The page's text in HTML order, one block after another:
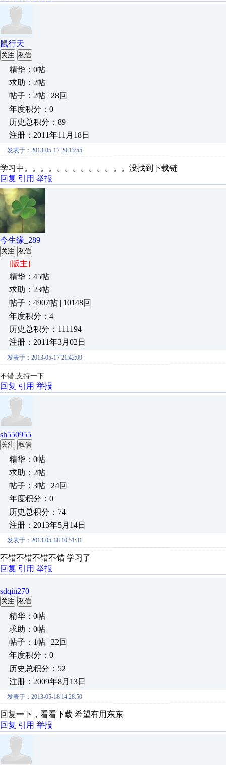
鼠行天
关注 私信
精华：0帖
求助：2帖
帖子：2帖 | 28回
年度积分：0
历史总积分：89
注册：2011年11月18日
发表于：2013-05-17 20:13:55
学习中。。。。。。。。。。。。。没找到下载链
回复 引用 举报
今生缘_289
关注 私信
[版主]
精华：45帖
求助：23帖
帖子：4907帖 | 10148回
年度积分：4
历史总积分：111194
注册：2011年3月02日
发表于：2013-05-17 21:42:09
不错,支持一下
回复 引用 举报
sh550955
关注 私信
精华：0帖
求助：2帖
帖子：3帖 | 24回
年度积分：0
历史总积分：74
注册：2013年5月14日
发表于：2013-05-18 10:51:31
不错不错不错不错 学习了
回复 引用 举报
sdqin270
关注 私信
精华：0帖
求助：0帖
帖子：1帖 | 22回
年度积分：0
历史总积分：52
注册：2009年8月13日
发表于：2013-05-18 14:28:50
回复一下，看看下载 希望有用东东
回复 引用 举报